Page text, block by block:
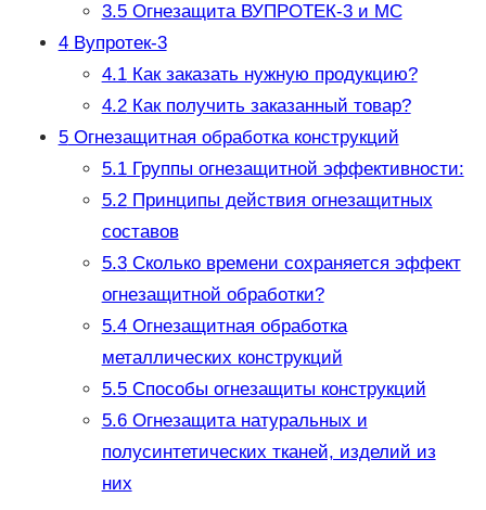
3.5Огнезащита ВУПРОТЕК-3 и МС
4Вупротек-3
4.1Как заказать нужную продукцию?
4.2Как получить заказанный товар?
5Огнезащитная обработка конструкций
5.1Группы огнезащитной эффективности:
5.2Принципы действия огнезащитных
составов
5.3Сколько времени сохраняется эффект
огнезащитной обработки?
5.4Огнезащитная обработка
металлических конструкций
5.5Способы огнезащиты конструкций
5.6Огнезащита натуральных и
полусинтетических тканей, изделий из
них